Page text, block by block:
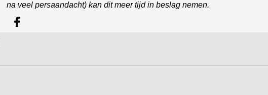
na veel persaandacht) kan dit meer tijd in beslag nemen.
Deel op facebook